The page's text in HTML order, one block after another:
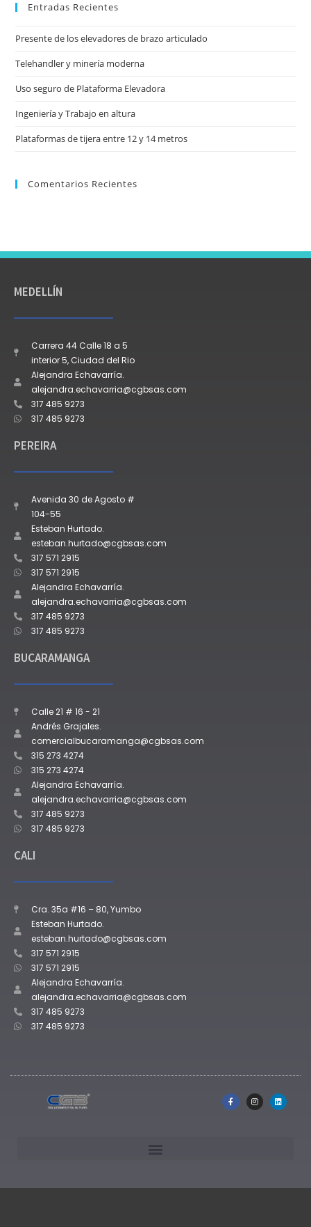
Entradas Recientes
Presente de los elevadores de brazo articulado
Telehandler y minería moderna
Uso seguro de Plataforma Elevadora
Ingeniería y Trabajo en altura
Plataformas de tijera entre 12 y 14 metros
Comentarios Recientes
MEDELLÍN
Carrera 44 Calle 18 a 5
interior 5, Ciudad del Rio
Alejandra Echavarría.
alejandra.echavarria@cgbsas.com
317 485 9273
317 485 9273
PEREIRA
Avenida 30 de Agosto #
104-55
Esteban Hurtado.
esteban.hurtado@cgbsas.com
317 571 2915
317 571 2915
Alejandra Echavarría.
alejandra.echavarria@cgbsas.com
317 485 9273
317 485 9273
BUCARAMANGA
Calle 21 # 16 - 21
Andrés Grajales.
comercialbucaramanga@cgbsas.com
315 273 4274
315 273 4274
Alejandra Echavarría.
alejandra.echavarria@cgbsas.com
317 485 9273
317 485 9273
CALI
Cra. 35a #16 – 80, Yumbo
Esteban Hurtado.
esteban.hurtado@cgbsas.com
317 571 2915
317 571 2915
Alejandra Echavarría.
alejandra.echavarria@cgbsas.com
317 485 9273
317 485 9273